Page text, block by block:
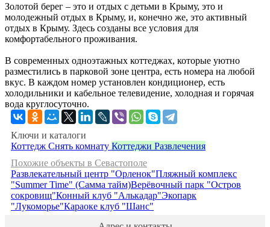
Золотой берег – это и отдых с детьми в Крыму, это и
молодежный отдых в Крыму, и, конечно же, это активный
отдых в Крыму. Здесь созданы все условия для
комфортабельного проживания.
В современных одноэтажных коттеджах, которые уютно
разместились в парковой зоне центра, есть номера на любой
вкус. В каждом номер установлен кондиционер, есть
холодильники и кабельное телевидение, холодная и горячая
вода круглосуточно.
Ключи и каталоги
Коттедж Снять комнату Коттеджи Развлечения
Похожие объекты в Севастополе
Развлекательный центр "Орленок"Пляжный комплекс
"Summer Time" (Самма тайм)Верёвочный парк "Остров
сокровищ"Конный клуб "Алькадар"Экопарк
"Лукоморье"Караоке клуб "Шанс"